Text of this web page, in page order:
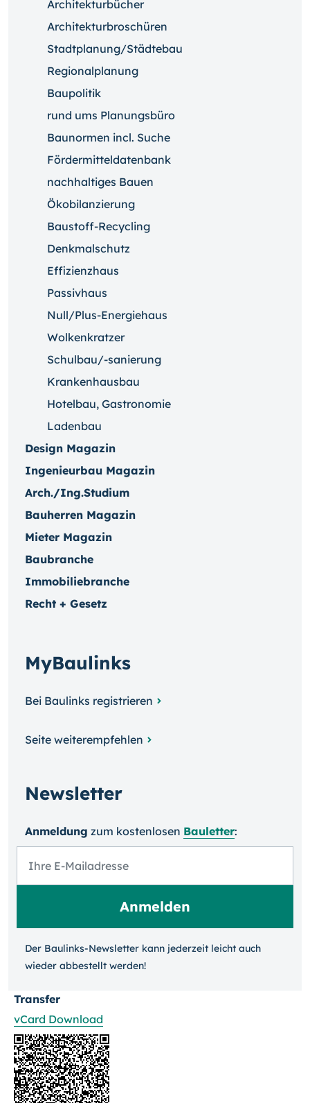
Architekturbücher
Architekturbroschüren
Stadtplanung/Städtebau
Regionalplanung
Baupolitik
rund ums Planungsbüro
Baunormen incl. Suche
Fördermitteldatenbank
nachhaltiges Bauen
Ökobilanzierung
Baustoff-Recycling
Denkmalschutz
Effizienzhaus
Passivhaus
Null/Plus-Energiehaus
Wolkenkratzer
Schulbau/-sanierung
Krankenhausbau
Hotelbau, Gastronomie
Ladenbau
Design Magazin
Ingenieurbau Magazin
Arch./Ing.Studium
Bauherren Magazin
Mieter Magazin
Baubranche
Immobiliebranche
Recht + Gesetz
MyBaulinks
Bei Baulinks registrieren
Seite weiterempfehlen
Newsletter
Anmeldung zum kosten­losen Bauletter:
Der Baulinks-Newsletter kann jeder­zeit leicht auch
wieder ab­bestellt werden!
Transfer
vCard Download